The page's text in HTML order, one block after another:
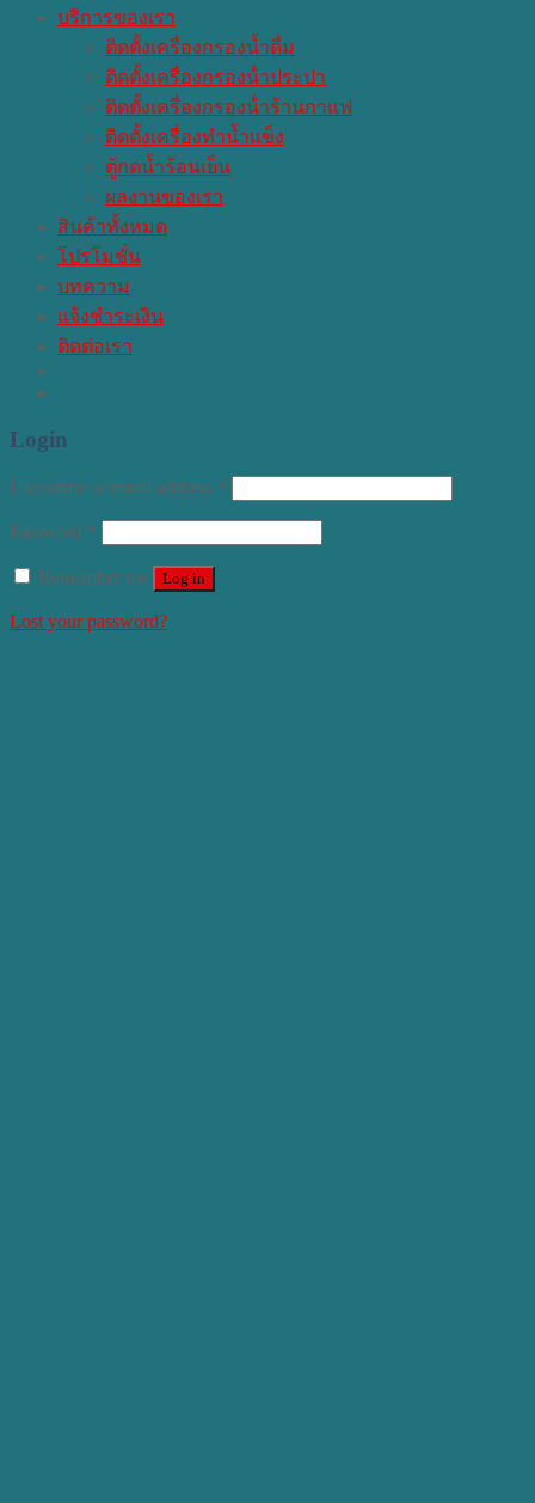
บริการของเรา
ติดตั้งเครื่องกรองน้ำดื่ม
ติดตั้งเครื่องกรองน้ําประปา
ติดตั้งเครื่องกรองน้ําร้านกาแฟ
ติดตั้งเครื่องทำน้ำแข็ง
ตู้กดน้ำร้อนเย็น
ผลงานของเรา
สินค้าทั้งหมด
โปรโมชั่น
บทความ
แจ้งชำระเงิน
ติดต่อเรา
Login
Username or email address *
Password *
Remember me Log in
Lost your password?